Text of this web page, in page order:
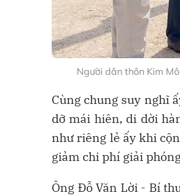
Người dân thôn Kim
Cùng chung suy nghĩ
dỡ mái hiên, di dời
như riêng lẻ ấy khi
giảm chi phí giải
Ông Đỗ Văn Lời - Bí